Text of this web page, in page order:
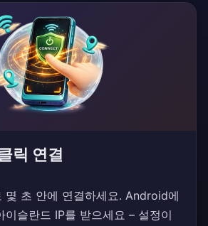
릭 연결
몇 초 안에 연결하세요. Android에
이슬란드 IP를 받으세요 – 설정이